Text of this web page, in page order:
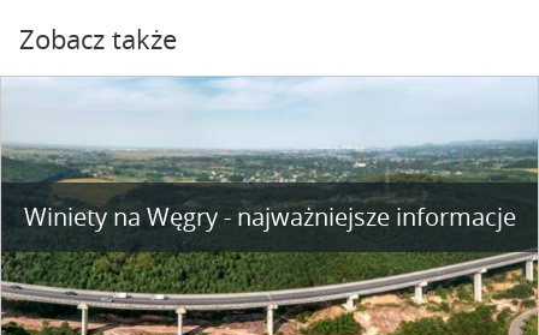
Zobacz także
Winiety na Węgry - najważniejsze informacje